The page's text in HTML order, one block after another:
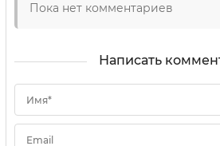
Пока нет комментариев
Написать
Имя*
Email